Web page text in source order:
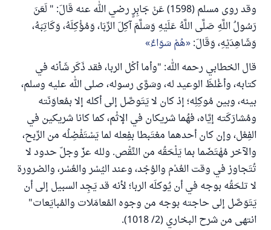
وقد روى مسلم (1598) عَنْ جَابِرٍ رضي الله عنه قَالَ: " لَعَنَ
رَسُولُ اللَّهِ صَلَّى اللَّهُ عَلَيْهِ وَسَلَّمَ آكِلَ الرِّبَا، وَمُؤْكِلَهُ، وَكَاتِبَهُ،
وَشَاهِدَيْهِ، وَقَالَ: هُمْ سَوَاءٌ
قال الخطابي رحمه الله: "وأما أكْل الربا، فقد ذَكَر شَأنه في
كتابه، وأغْلظَ الوعيد له، وسَوَّى رسوله، صلى الله عليه وسلم،
بينه، وبين مُوكِلِه؛ إذ كان لا يَتَوصَّل إلى أكله إلا بمُعاوَنَته
ومُشارَكَته إيَّاه، فهُما شريكان في الإثْم، كما كانا شريكين في
الفِعْل، وإن كان أحدهما مغتَبطا بفِعله لما يَسْتَفْضِلُه من الرِّبح،
والآخر مُهْتَضَما بما يَلْحَقُه من النَّقْص. ولله عزّ وجلّ حدود لا
تُتَجاوز في وقت العُدْم والوُجْد، وعند اليُسْر والعُسْر، والضرورة
لا تلحَقُه بوجه في أن يُوكلَه الربا؛ لأنه قد يَجِد السبيل إلى أن
يَتَوَصَّل إلى حاجته بوجه من وجوه المُعامَلات والمُبايَعات"
انتهى من شرح البخاري (2/ 1018).